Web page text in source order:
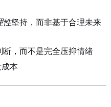
性坚持，而非基于合理未来
，而不是完全压抑情绪
本